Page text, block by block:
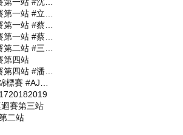
#2022科技希望巡迴賽第一站 #沈威成 #張軒愷 #吳易軒 #陳宥竹 #立益高爾夫球場 #三商名人賽 #肇喜登峰巡迴賽 #潘政琮AJGA青少年錦標賽 #AJGA潘政琮基金會錦標賽
#2022科技希望巡迴賽第一站 #立益高爾夫球場 #三商名人賽 #肇喜登峰巡迴賽 #潘政琮AJGA青少年錦標賽 #AJGA潘政琮基金會錦標賽
#2022科技希望巡迴賽第一站 #蔡凱任 #林士軒 #陳宥竹 #沙比亞特馬克 #沈威成 #黃柏叡 #吳佳晏 #三商名人賽 #肇喜登峰巡迴賽 #潘政琮AJGA青少年錦標賽 #AJGA潘政琮基金會錦標賽
#2022科技希望巡迴賽第一站 #蔡凱任職業組封王 #張軒愷業餘組稱霸 #三商名人賽 #肇喜登峰巡迴賽 #潘政琮AJGA青少年錦標賽 #AJGA潘政琮基金會錦標
#2022科技希望巡迴賽第二站 #三商名人賽 #肇喜登峰巡迴賽 #潘政琮AJGA青少年錦標賽 #AJGA潘政琮基金會錦標賽
第四站
#2022科技希望巡迴賽第四站 #潘政琮AJGA青少年錦標賽 #AJGA潘政琮基金會錦標賽
#潘政琮AJGA青少年錦標賽 #AJGA潘政琮基金會錦標賽
20182019
賽第三站
二站